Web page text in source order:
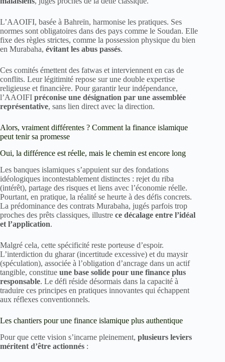
L’AAOIFI, basée à Bahreïn, harmonise les pratiques. Ses
normes sont obligatoires dans des pays comme le Soudan. Elle
fixe des règles strictes, comme la possession physique du bien
en Murabaha, évitant les abus passés.
Ces comités émettent des fatwas et interviennent en cas de
conflits. Leur légitimité repose sur une double expertise
religieuse et financière. Pour garantir leur indépendance,
l’AAOIFI préconise une désignation par une assemblée
représentative, sans lien direct avec la direction.
Alors, vraiment différentes ? Comment la finance islamique
peut tenir sa promesse
Oui, la différence est réelle, mais le chemin est encore long
Les banques islamiques s’appuient sur des fondations
idéologiques incontestablement distinctes : rejet du riba
(intérêt), partage des risques et liens avec l’économie réelle.
Pourtant, en pratique, la réalité se heurte à des défis concrets.
La prédominance des contrats Murabaha, jugés parfois trop
proches des prêts classiques, illustre ce décalage entre l’idéal
et l’application.
Malgré cela, cette spécificité reste porteuse d’espoir.
L’interdiction du gharar (incertitude excessive) et du maysir
(spéculation), associée à l’obligation d’ancrage dans un actif
tangible, constitue une base solide pour une finance plus
responsable. Le défi réside désormais dans la capacité à
traduire ces principes en pratiques innovantes qui échappent
aux réflexes conventionnels.
Les chantiers pour une finance islamique plus authentique
Pour que cette vision s’incarne pleinement, plusieurs leviers
méritent d’être actionnés :